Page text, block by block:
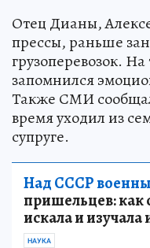
Отец Дианы,
прессы, раньше
грузоперевозок.
запомнился
Также СМИ
время уходил из
супруге.
Над СССР
пришельцев: как
искала и
НАУКА